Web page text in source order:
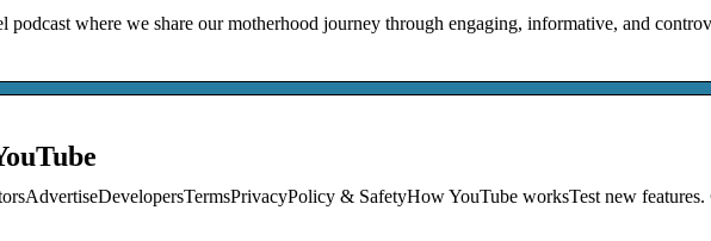
podcast where we share our motherhood journey through engaging, informative, and
& SafetyHow YouTube worksTest new